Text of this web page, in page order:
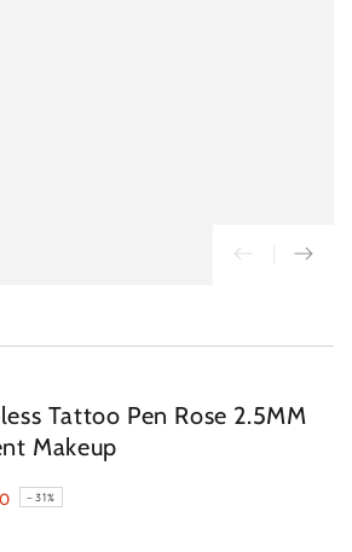
Tattoo Pen Rose 2.5MM
Makeup
–31%